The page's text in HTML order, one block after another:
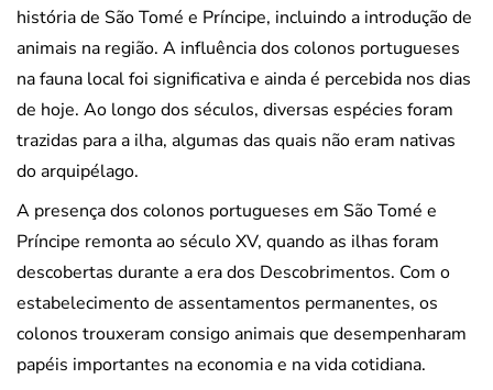
história de São Tomé e Príncipe, incluindo a introdução de
animais na região. A influência dos colonos portugueses
na fauna local foi significativa e ainda é percebida nos dias
de hoje. Ao longo dos séculos, diversas espécies foram
trazidas para a ilha, algumas das quais não eram nativas
do arquipélago.
A presença dos colonos portugueses em São Tomé e
Príncipe remonta ao século XV, quando as ilhas foram
descobertas durante a era dos Descobrimentos. Com o
estabelecimento de assentamentos permanentes, os
colonos trouxeram consigo animais que desempenharam
papéis importantes na economia e na vida cotidiana.